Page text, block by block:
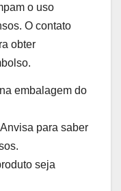
o uso
O contato
obter
embalagem do
para saber
seja